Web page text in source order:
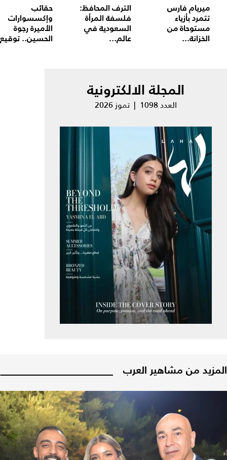
ميريام فارس
تتمرد بأزياء
مستوحاة من
الخزانة...
الترف المحافظ:
فلسفة المرأة
السعودية في
عالم...
حقائب
وإكسسوارات
الأميرة رجوة
الحسين..
المجلة الالكترونية
العدد 1098 | تموز 2026
المزيد من مشاهير العرب